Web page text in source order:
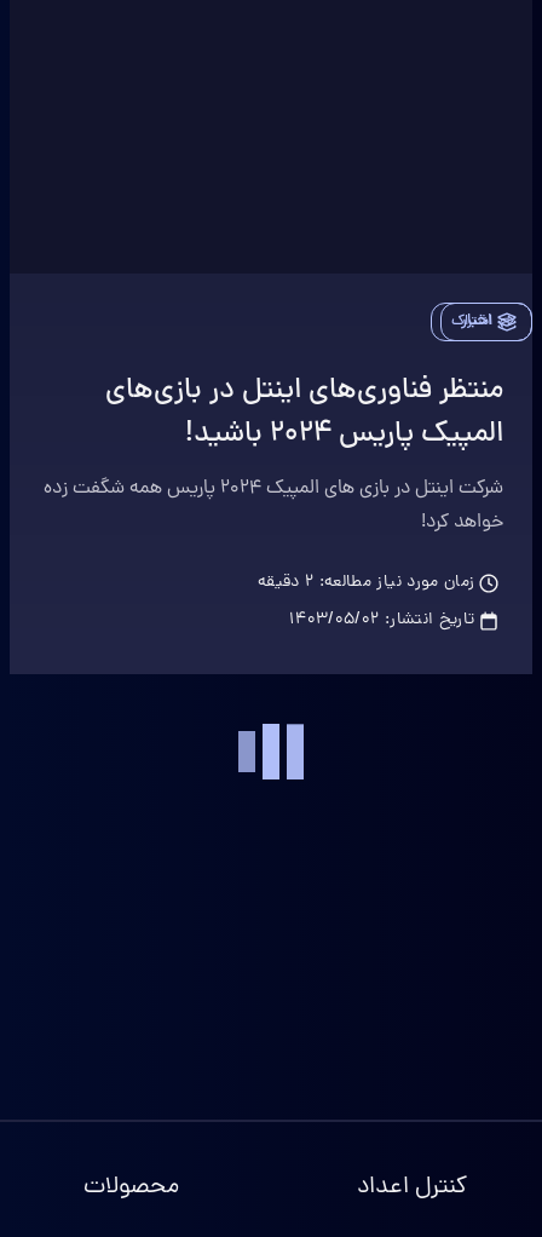
اخبار
اشتراک
منتظر فناوری‌های اینتل در بازی‌های
المپیک پاریس 2024 باشید!
شرکت اینتل در بازی های المپیک 2024 پاریس همه شگفت زده
خواهد کرد!
زمان مورد نیاز مطالعه: 2 دقیقه
تاریخ انتشار: ۱۴۰۳/۰۵/۰۲
کنترل اعداد محصولات